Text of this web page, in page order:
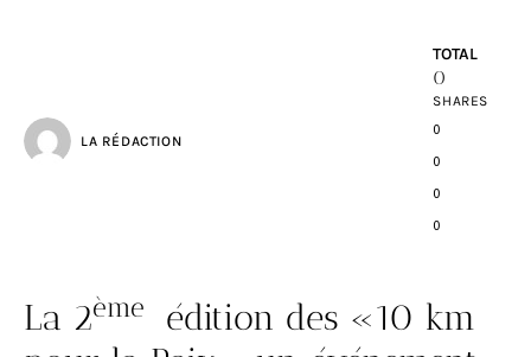
LA RÉDACTION
TOTAL
0
SHARES
0
0
0
0
La 2ème
édition des «10 km